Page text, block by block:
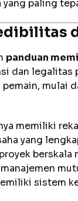
yang paling
panduan
dan
mulai
memiliki
yang
berskala
sistem